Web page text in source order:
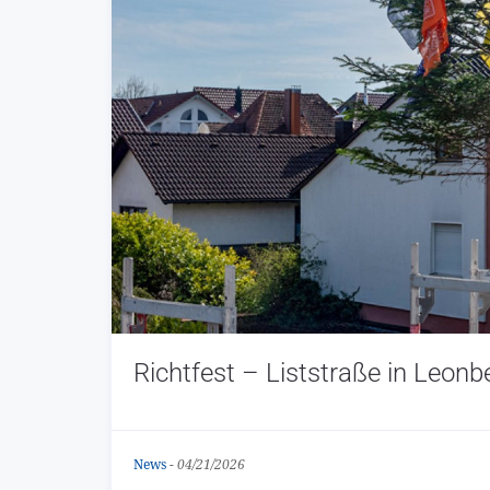
Richtfest – Liststraße in
News - 04/21/2026